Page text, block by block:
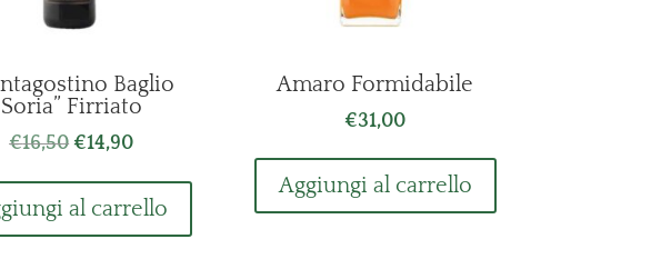
Baglio
Soria” Firriato
€16,50 Il
originale
era:
€14,90Il
attuale
è:
al carrello
Amaro Formidabile
€31,00
Aggiungi al carrello